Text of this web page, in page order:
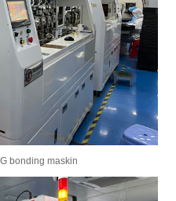
bonding maskin